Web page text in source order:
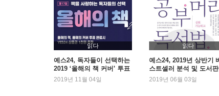
진짜 호랑이. 조선 유일! 과거에 합격한 임금? 왕권
- 피로 잡은 왕좌, 참된 왕권을 선보이다
- 자발적인 의지로 왕위에서 내려온 유일한 임금
【 제4대 세종 】
위대한 호랑이. 백성의, 백성에 의한, 백성을 위한
- 노력하는 천재, 세종!
읽다
예스24, 독자들이 선택하는
2019 ‘올해의 책 커버’ 투표
실시
2019년 11월 04일
읽다
예스24, 2019년 상반기
스트셀러 분석 및 도서
동향 발표
2019년 06월 03일